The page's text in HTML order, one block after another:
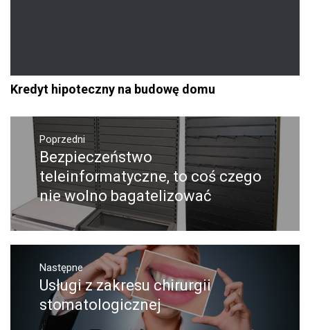
Kredyt hipoteczny na budowę domu
Nawigacja
wpisu
Poprzedni
Poprzedni
wpis:
Bezpieczeństwo
teleinformatyczne, to coś czego
nie wolno bagatelizować
Następne
Następny
post:
Usługi z zakresu chirurgii
stomatologicznej